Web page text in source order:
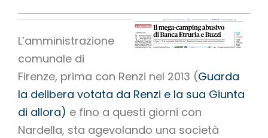
L’amministrazione
comunale di
Firenze, prima con Renzi nel 2013 (Guarda
la delibera votata da Renzi e la sua Giunta
di allora) e fino a questi giorni con
Nardella, sta agevolando una società